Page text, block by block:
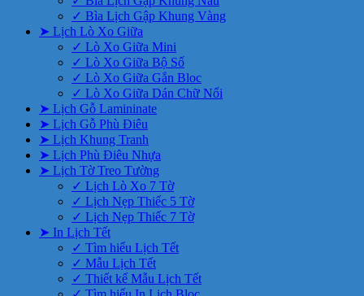
✓ Bìa Lịch Gập Khung Vàng
➤ Lịch Lò Xo Giữa
✓ Lò Xo Giữa Mini
✓ Lò Xo Giữa Bộ Số
✓ Lò Xo Giữa Gắn Bloc
✓ Lò Xo Giữa Dán Chữ Nổi
➤ Lịch Gỗ Lamininate
➤ Lịch Gỗ Phù Điêu
➤ Lịch Khung Tranh
➤ Lịch Phù Điêu Nhựa
➤ Lịch Tờ Treo Tường
✓ Lịch Lò Xo 7 Tờ
✓ Lịch Nẹp Thiếc 5 Tờ
✓ Lịch Nẹp Thiếc 7 Tờ
➤ In Lịch Tết
✓ Tìm hiểu Lịch Tết
✓ Mẫu Lịch Tết
✓ Thiết kế Mẫu Lịch Tết